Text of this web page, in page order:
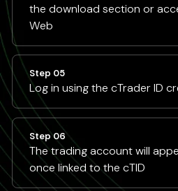
the download section or
Web
Step 05
Log in using the cTrader ID
Step 06
The trading account will
once linked to the cTID